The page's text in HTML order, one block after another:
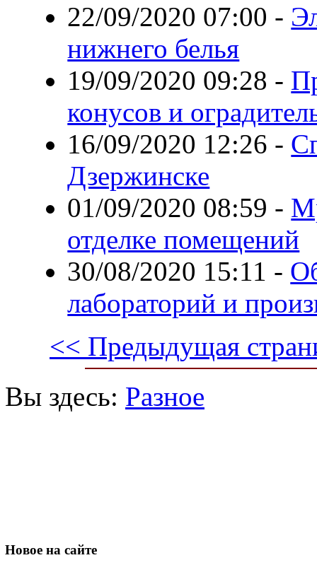
22/09/2020 07:00 -
нижнего белья
19/09/2020 09:28 -
конусов и
16/09/2020 12:26 -
Дзержинске
01/09/2020 08:59 -
отделке помещений
30/08/2020 15:11 -
лабораторий и
<< Предыдущая
Вы здесь: Разное
Новое на сайте